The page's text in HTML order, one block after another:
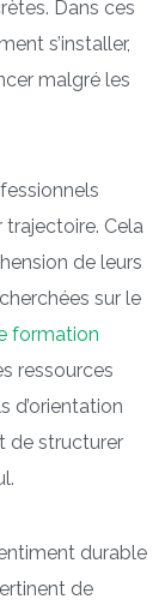
Dans ces
s’installer,
malgré les
Cela
de leurs
sur le
formation
ressources
d’orientation
de structurer
durable
de